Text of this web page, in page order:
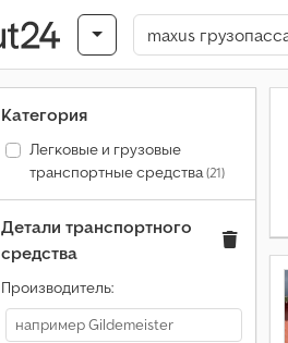
Категория
Легковые и грузовые
транспортные средства(21)
Детали транспортного
средства
Производитель: